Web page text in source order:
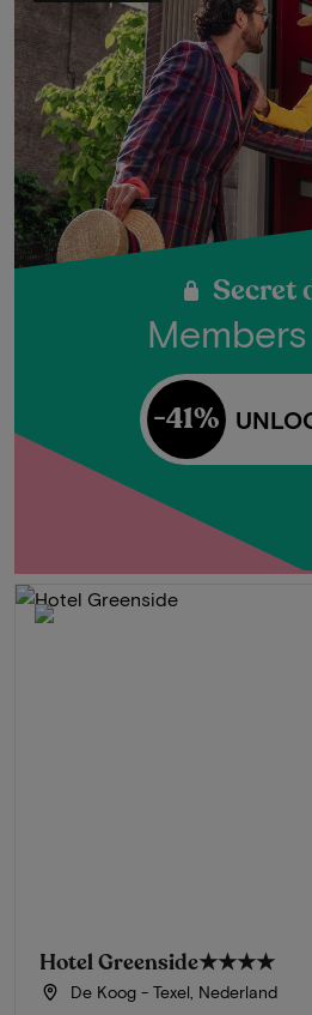
Secret
-41%
Hotel Greenside★★★★
De Koog - Texel, Nederland